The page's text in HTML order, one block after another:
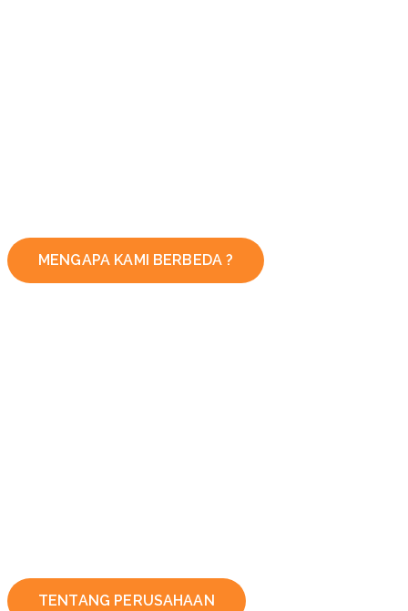
MENGAPA KAMI BERBEDA ?
TENTANG PERUSAHAAN